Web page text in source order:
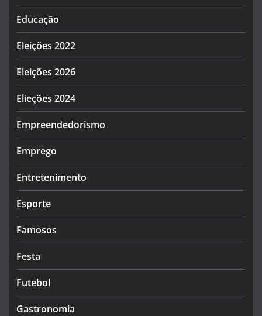
Educação
Eleições 2022
Eleições 2026
Elieções 2024
Empreendedorismo
Emprego
Entretenimento
Esporte
Famosos
Festa
Futebol
Gastronomia